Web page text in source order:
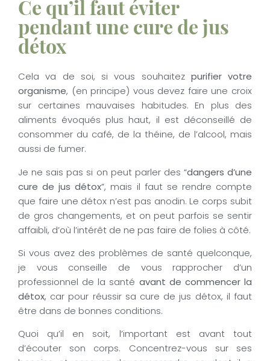
Ce qu’il faut éviter
pendant une cure de jus
détox
Cela va de soi, si vous souhaitez purifier votre
organisme, (en principe) vous devez faire une croix
sur certaines mauvaises habitudes. En plus des
aliments évoqués plus haut, il est déconseillé de
consommer du café, de la théine, de l’alcool, mais
aussi de fumer.
Je ne sais pas si on peut parler des “dangers d’une
cure de jus détox”, mais il faut se rendre compte
que faire une détox n’est pas anodin. Le corps subit
de gros changements, et on peut parfois se sentir
affaibli, d’où l’intérêt de ne pas faire de folies à côté.
Si vous avez des problèmes de santé quelconque,
je vous conseille de vous rapprocher d’un
professionnel de la santé avant de commencer la
détox, car pour réussir sa cure de jus détox, il faut
être dans de bonnes conditions.
Quoi qu’il en soit, l’important est avant tout
d’écouter son corps. Concentrez-vous sur ses